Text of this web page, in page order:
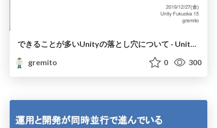
できることが多いUnityの落とし穴について - Unity Fukuoka 15
gremito
0 300